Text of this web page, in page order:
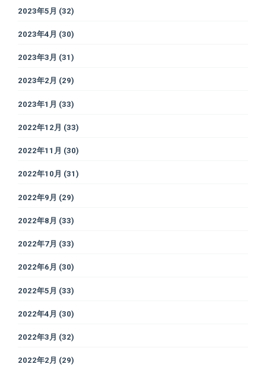
2023年5月 (32)
2023年4月 (30)
2023年3月 (31)
2023年2月 (29)
2023年1月 (33)
2022年12月 (33)
2022年11月 (30)
2022年10月 (31)
2022年9月 (29)
2022年8月 (33)
2022年7月 (33)
2022年6月 (30)
2022年5月 (33)
2022年4月 (30)
2022年3月 (32)
2022年2月 (29)